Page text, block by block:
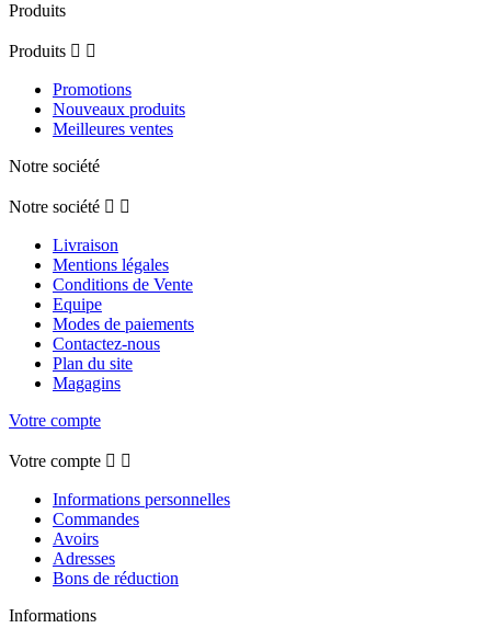
Produits
Produits  
Promotions
Nouveaux produits
Meilleures ventes
Notre société
Notre société  
Livraison
Mentions légales
Conditions de Vente
Equipe
Modes de paiements
Contactez-nous
Plan du site
Magagins
Votre compte
Votre compte  
Informations personnelles
Commandes
Avoirs
Adresses
Bons de réduction
Informations